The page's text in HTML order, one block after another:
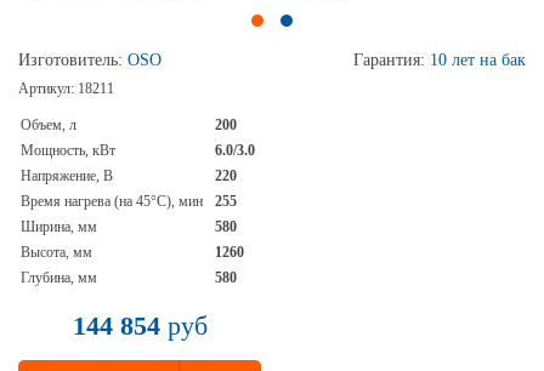
Изготовитель: OSO Гарантия: 10 лет на бак
Артикул: 18211
Объем, л
200
Мощность, кВт
6.0/3.0
Напряжение, В
220
Время нагрева (на 45°С), мин
255
Ширина, мм
580
Высота, мм
1260
Глубина, мм
580
144 854руб